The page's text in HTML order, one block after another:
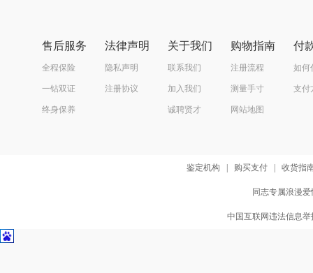
售后服务
全程保险
一钻双证
终身保养
法律声明
隐私声明
注册协议
关于我们
联系我们
加入我们
诚聘贤才
购物指南
注册流程
测量手寸
网站地图
付
如何
支付
鉴定机构 购买支付 收货指
同志专属浪漫
中国互联网违法信息